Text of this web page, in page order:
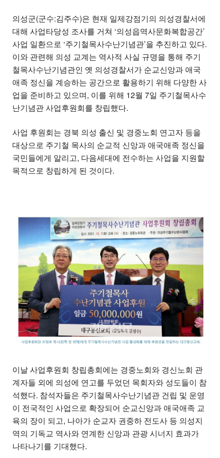
의성군(군수:김주수)은 현재 일제강점기의 의성경찰서에
대해 사업타당성 조사를 거쳐 ‘의성읍역사문화복합공간’
사업 일환으로 ‘주기철목사수난기념관’을 추진하고 있다.
이와 관련해 의성 교계는 역사적 사실 규명을 통해 주기
철목사수난기념관인 옛 의성경찰서가 순교신앙과 애국
애족 정신을 계승하는 공간으로 활용하기 위해 다양한 사
업을 준비하고 있으며, 이를 위해 12월 7일 주기철목사수
난기념관 사업후원회를 창립했다.
사업 후원회는 경북 의성 출신 및 경중노회 연고자 등을
대상으로 주기철 목사의 순교적 신앙과 애국애족 정신을
국민들에게 알리고, 다음세대에 전수하는 사업을 지원할
목적으로 창립하게 된 것이다.
이날 사업후원회 창립총회에는 경중노회와 경신노회 관
계자들 외에 의성에 연고를 두었던 목회자와 성도들이 참
석했다. 참석자들은 주기철목사수난기념관 건립 및 운영
이 전국적인 사업으로 확장되어 순교신앙과 애국애족 교
육의 장이 되고, 나아가 순교자 권중하 전도사 등 의성지
역의 기독교 역사와 연계한 신앙과 관광 시너지 효과가
나타나기를 기대했다.